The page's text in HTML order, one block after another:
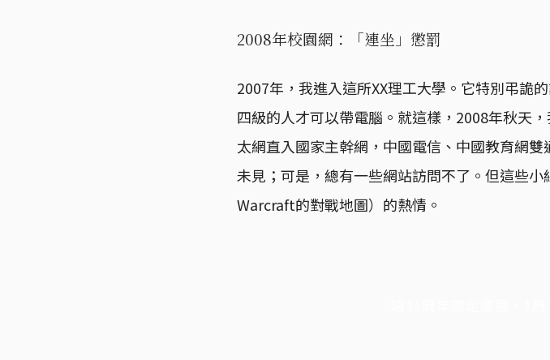
2008年校園網：「連坐」懲罰
2007年，我進入這所XX理工大學。它特別弔詭
四級的人才可以帶電腦。就這樣，2008年秋天
太網直入國家主幹網，中國電信、中國教育網
未見；可是，總有一些網站訪問不了。但這些
Warcraft的對戰地圖）的熱情。